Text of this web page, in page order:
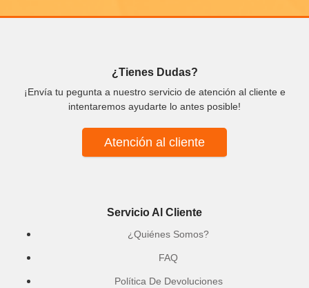
¿Tienes Dudas?
¡Envía tu pegunta a nuestro servicio de atención al cliente e
intentaremos ayudarte lo antes posible!
Atención al cliente
Servicio Al Cliente
¿Quiénes Somos?
FAQ
Política De Devoluciones